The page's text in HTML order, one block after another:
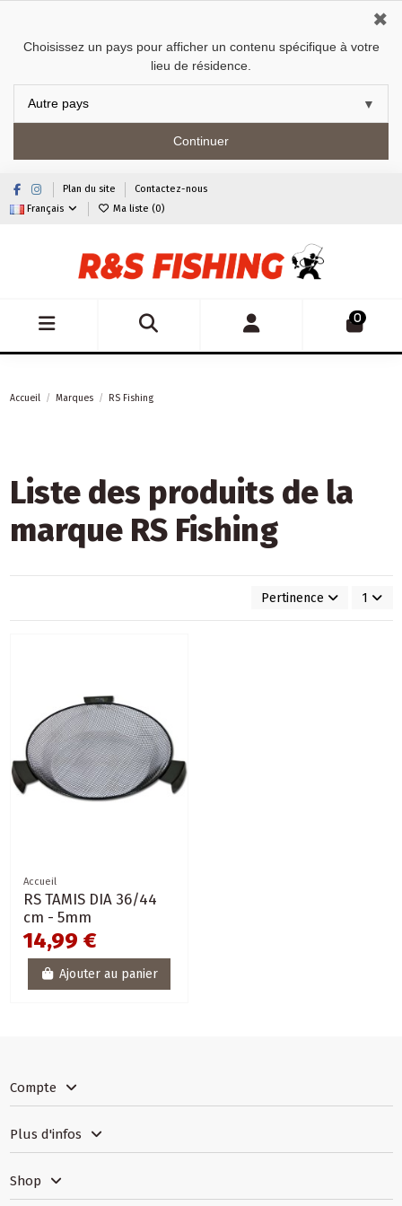
Choisissez un pays pour afficher un contenu spécifique à votre
lieu de résidence.
Continuer
✖
Plan du site
Contactez-nous
Français
Ma liste (0)
0
Accueil Marques RS Fishing
Liste des produits de la
marque RS Fishing
Pertinence 1
Accueil
RS TAMIS DIA 36/44
cm - 5mm
14,99 €
Ajouter au panier
Compte
Plus d'infos
Shop